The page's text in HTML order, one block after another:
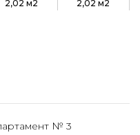
2,02 м2
2,02 м2
№ 3